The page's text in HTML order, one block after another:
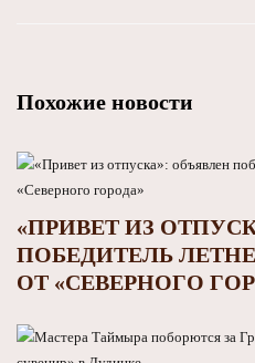
Похожие новости
«ПРИВЕТ ИЗ
ПОБЕДИТЕЛЬ
ОТ «СЕВЕРНОГО